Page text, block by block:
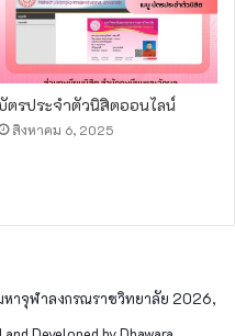
ตรประจำตัวนิสิตออนไลน์
สิงหาคม 6, 2025
หาจุฬาลงกรณราชวิทยาลัย 2026,